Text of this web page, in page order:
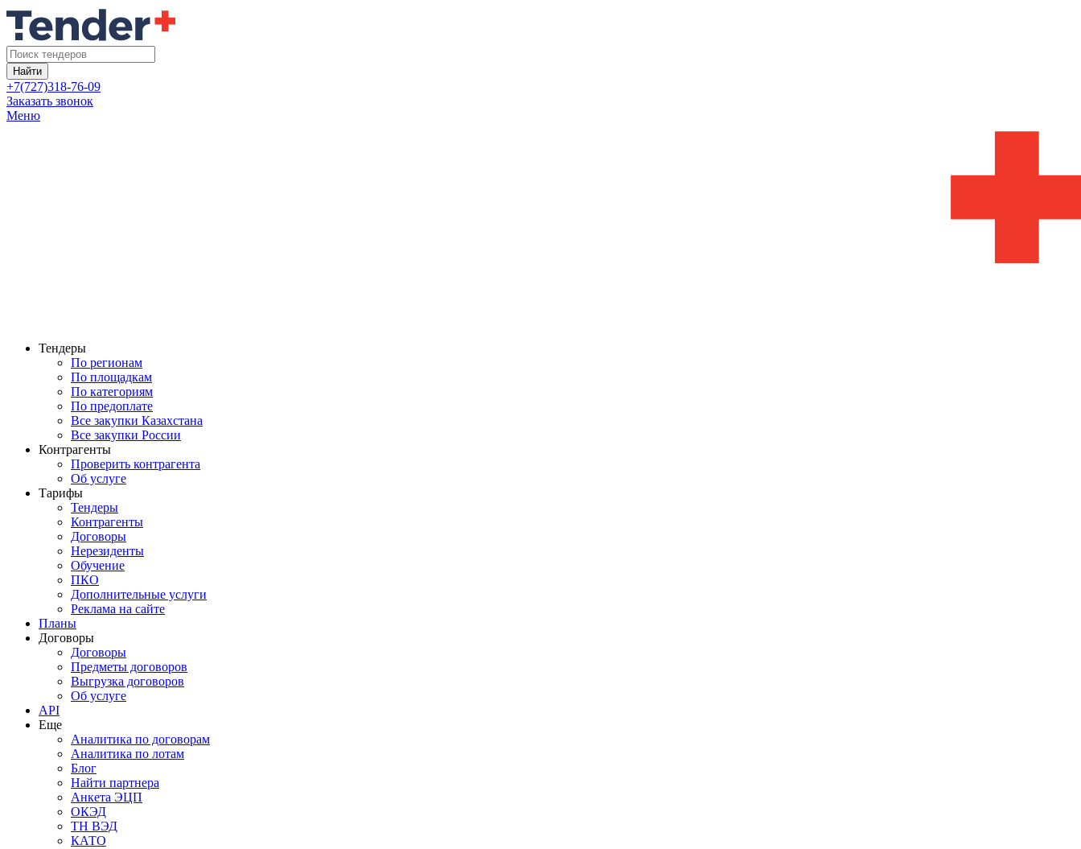
Найти
+7(727)318-76-09
Заказать звонок
Меню
Тендеры
По регионам
По площадкам
По категориям
По предоплате
Все закупки Казахстана
Все закупки России
Контрагенты
Проверить контрагента
Об услуге
Тарифы
Тендеры
Контрагенты
Договоры
Нерезиденты
Обучение
ПКО
Дополнительные услуги
Реклама на сайте
Планы
Договоры
Договоры
Предметы договоров
Выгрузка договоров
Об услуге
API
Еще
Аналитика по договорам
Аналитика по лотам
Блог
Найти партнера
Анкета ЭЦП
ОКЭД
ТН ВЭД
КАТО